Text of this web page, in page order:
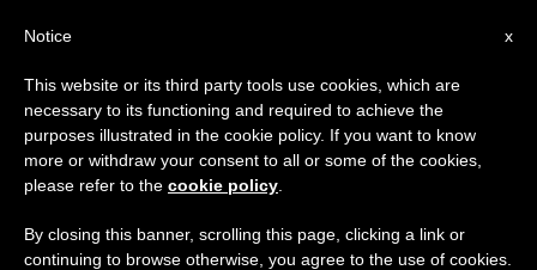
التسليم الرسمي للإرشاد الرسولي
بُعيد القداس في واجهة بيروت البحرية
x
Notice
This website or its third party tools use cookies, which are
necessary to its functioning and required to achieve the
purposes illustrated in the cookie policy. If you want to know
more or withdraw your consent to all or some of the cookies,
please refer to the cookie policy
By closing this banner, scrolling this page, clicking a link or
continuing to browse otherwise, you agree to the use of cookies.